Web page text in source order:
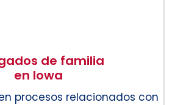
de familia
en Iowa
procesos relacionados con